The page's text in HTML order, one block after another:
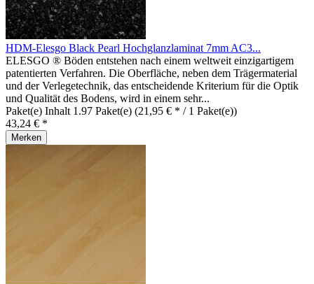
HDM-Elesgo Black Pearl Hochglanzlaminat 7mm AC3...
ELESGO ® Böden entstehen nach einem weltweit einzigartigem
patentierten Verfahren. Die Oberfläche, neben dem Trägermaterial
und der Verlegetechnik, das entscheidende Kriterium für die Optik
und Qualität des Bodens, wird in einem sehr...
Paket(e) Inhalt 1.97 Paket(e) (21,95 € * / 1 Paket(e))
43,24 € *
Merken